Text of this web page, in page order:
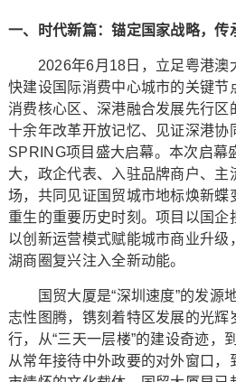
一、时代新篇：锚定国家战略，传
2026年6月18日，立足粤港澳
快建设国际消费中心城市的关键节
消费核心区、深港融合发展先行区
十余年改革开放记忆、见证深港协
SPRING项目盛大启幕。本次启幕
大，政企代表、入驻品牌商户、主
场，共同见证国贸城市地标焕新蝶
重生的重要历史时刻。项目以国企
以创新运营模式赋能城市商业升级
湖商圈复兴注入全新动能。
国贸大厦是“深圳速度”的发源
志性图腾，镌刻着特区发展的光辉
行，从“三天一层楼”的建设奇迹，
从常年接待中外政要的对外窗口